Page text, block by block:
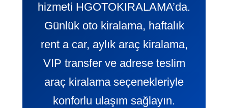
hizmeti HGOTOKIRALAMA’da.
Günlük oto kiralama, haftalık
rent a car, aylık araç kiralama,
VIP transfer ve adrese teslim
araç kiralama seçenekleriyle
konforlu ulaşım sağlayın.